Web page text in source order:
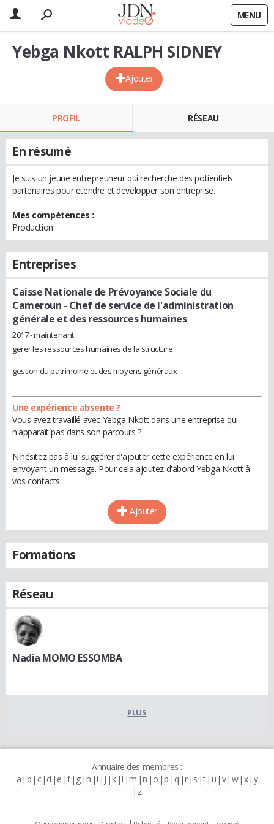
MENU
Ajouter
Yebga Nkott RALPH SIDNEY
PROFIL RÉSEAU
En résumé
Je suis un jeune entrepreuneur qui recherche des potientiels
partenaires pour etendre et developper son entreprise.
Mes compétences :
Production
Entreprises
Caisse Nationale de Prévoyance Sociale du
Cameroun - Chef de service de l'administration
générale et des ressources humaines
2017 - maintenant
gerer les ressources humaines de la structure
gestion du patrimoine et des moyens généraux
Une expérience absente ?
Vous avez travaillé avec Yebga Nkott dans une entreprise qui
n'apparaît pas dans son parcours ?
N'hésitez pas à lui suggérer d'ajouter cette expérience en lui
envoyant un message. Pour cela ajoutez d'abord Yebga Nkott à
vos contacts.
Ajouter
Formations
Réseau
Nadia MOMO ESSOMBA
PLUS
Annuaire des membres :
a b c d e f g h i j k l m n o p q r s t u v w x y
z